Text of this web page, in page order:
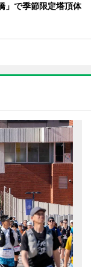
」で季節限定塔頂体